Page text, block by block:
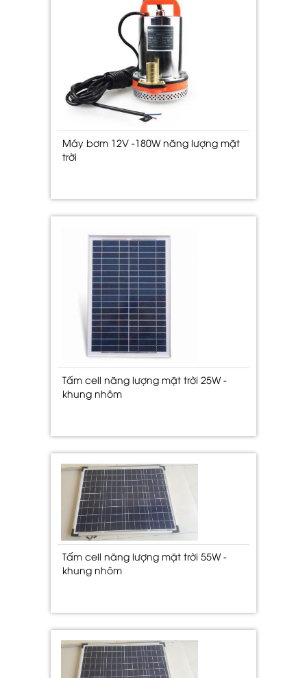
Máy bơm 12V -180W năng lượng mặt
trời
Tấm cell năng lượng mặt trời 25W -
khung nhôm
Tấm cell năng lượng mặt trời 55W -
khung nhôm